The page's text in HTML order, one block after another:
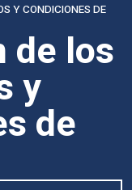
Y CONDICIONES DE
de los
y
de